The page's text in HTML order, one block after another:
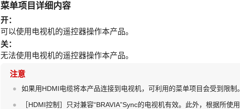
菜单项目详细内容
开：
可以使用电视机的遥控器操作本产品。
关：
无法使用电视机的遥控器操作本产品。
注意
如果用HDMI电缆将本产品连接到电视机，可利用的菜单项目会受到限制。
［HDMI控制］ 只对兼容“BRAVIA”Sync的电视机有效。此外，根据所使